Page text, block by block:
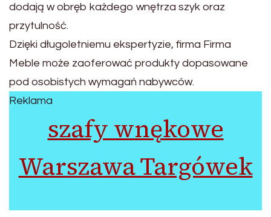
dodają w obręb każdego wnętrza szyk oraz
przytulność.
Dzięki długoletniemu ekspertyzie, firma Firma
Meble może zaoferować produkty dopasowane
pod osobistych wymagań nabywców.
Reklama
szafy wnękowe
Warszawa Targówek